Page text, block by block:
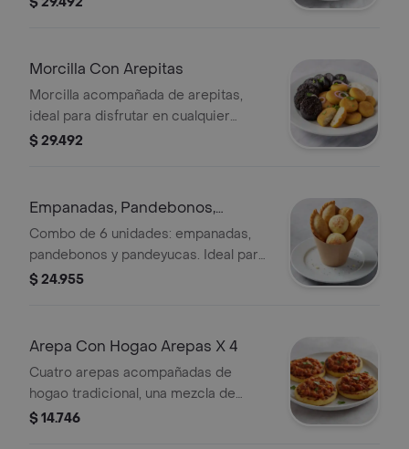
Morcilla Con Arepitas
Morcilla acompañada de arepitas,
ideal para disfrutar en cualquier
momento.
$ 29.492
Empanadas, Pandebonos,
Pandeyucas X 6 Und
Combo de 6 unidades: empanadas,
pandebonos y pandeyucas. Ideal para
compartir.
$ 24.955
Arepa Con Hogao Arepas X 4
Cuatro arepas acompañadas de
hogao tradicional, una mezcla de
tomate y cebolla.
$ 14.746